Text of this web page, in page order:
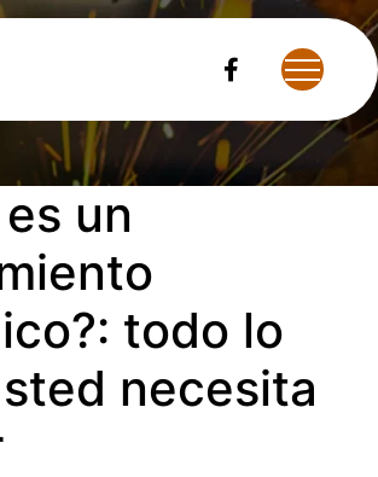
un
todo lo
necesita